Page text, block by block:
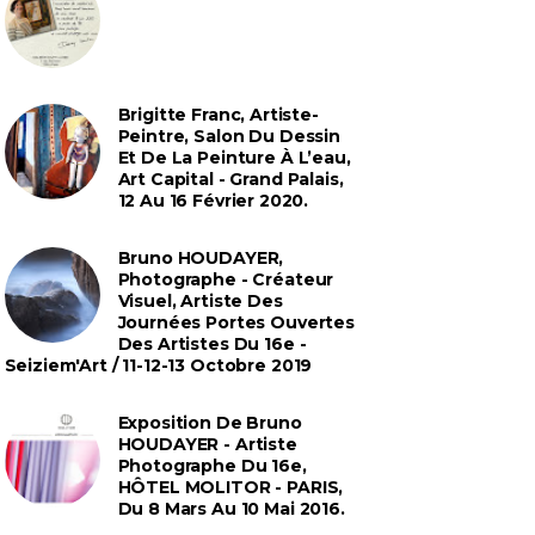
Brigitte Franc, Artiste-
Peintre, Salon Du Dessin
Et De La Peinture À L’eau,
Art Capital - Grand Palais,
12 Au 16 Février 2020.
Bruno HOUDAYER,
Photographe - Créateur
Visuel, Artiste Des
Journées Portes Ouvertes
Des Artistes Du 16e -
Seiziem'Art / 11-12-13 Octobre 2019
Exposition De Bruno
HOUDAYER - Artiste
Photographe Du 16e,
HÔTEL MOLITOR - PARIS,
Du 8 Mars Au 10 Mai 2016.